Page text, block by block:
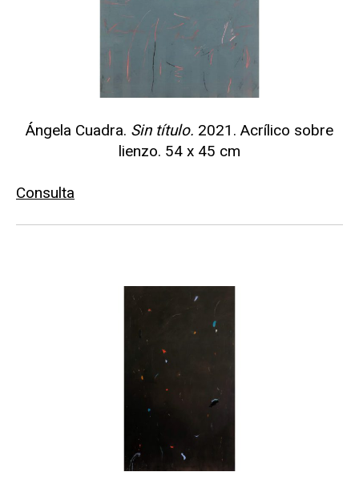
Ángela Cuadra. Sin título. 2021. Acrílico sobre
lienzo. 54 x 45 cm
Consulta